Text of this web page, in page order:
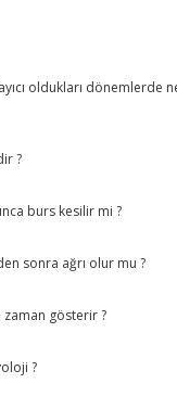
oldukları dönemlerde
?
burs kesilir mi ?
sonra ağrı olur mu ?
zaman gösterir ?
?